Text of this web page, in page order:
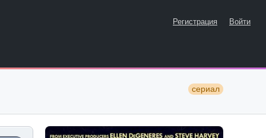
Регистрация Войти
сериал